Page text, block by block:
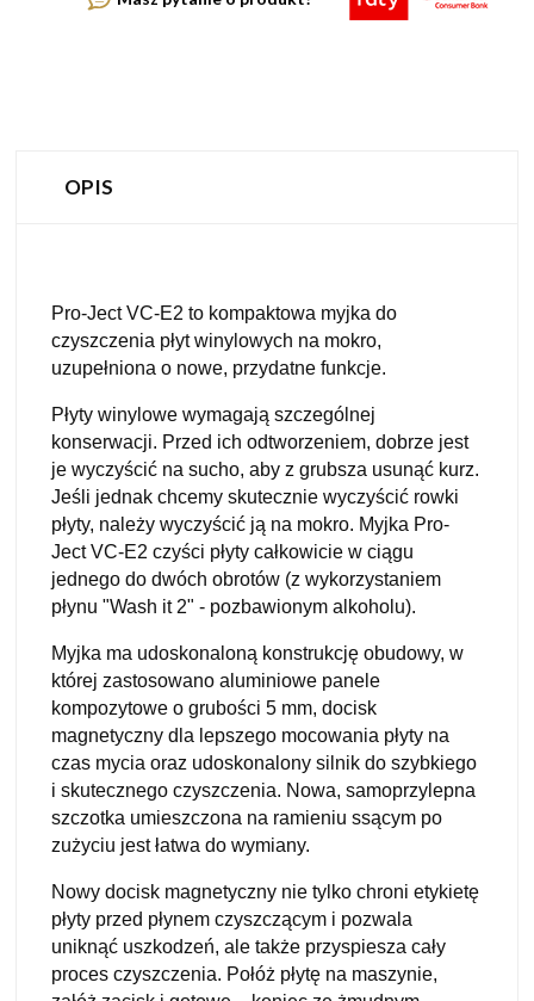
OPIS
Pro-Ject VC-E2 to kompaktowa myjka do
czyszczenia płyt winylowych na mokro,
uzupełniona o nowe, przydatne funkcje.
Płyty winylowe wymagają szczególnej
konserwacji. Przed ich odtworzeniem, dobrze jest
je wyczyścić na sucho, aby z grubsza usunąć kurz.
Jeśli jednak chcemy skutecznie wyczyścić rowki
płyty, należy wyczyścić ją na mokro. Myjka Pro-
Ject VC-E2 czyści płyty całkowicie w ciągu
jednego do dwóch obrotów (z wykorzystaniem
płynu "Wash it 2" - pozbawionym alkoholu).
Myjka ma udoskonaloną konstrukcję obudowy, w
której zastosowano aluminiowe panele
kompozytowe o grubości 5 mm, docisk
magnetyczny dla lepszego mocowania płyty na
czas mycia oraz udoskonalony silnik do szybkiego
i skutecznego czyszczenia. Nowa, samoprzylepna
szczotka umieszczona na ramieniu ssącym po
zużyciu jest łatwa do wymiany.
Nowy docisk magnetyczny nie tylko chroni etykietę
płyty przed płynem czyszczącym i pozwala
uniknąć uszkodzeń, ale także przyspiesza cały
proces czyszczenia. Połóż płytę na maszynie,